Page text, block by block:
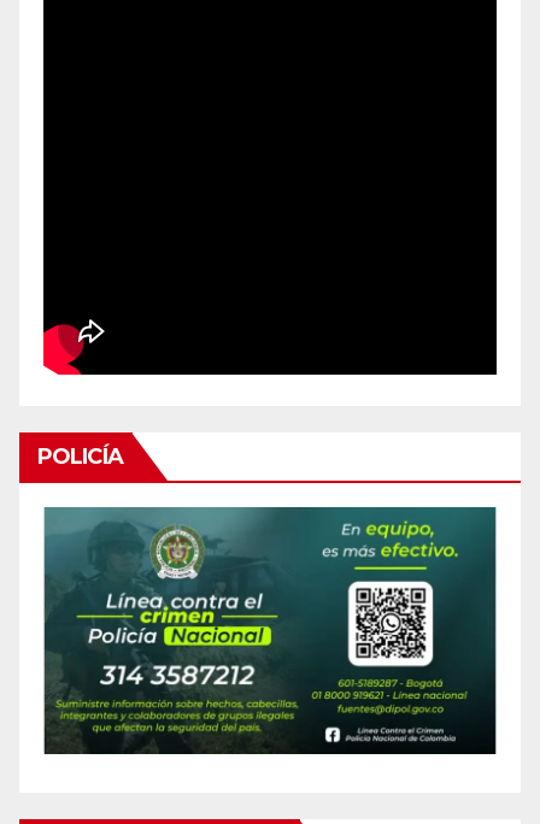
POLICÍA